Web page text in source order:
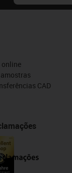
online
CAD